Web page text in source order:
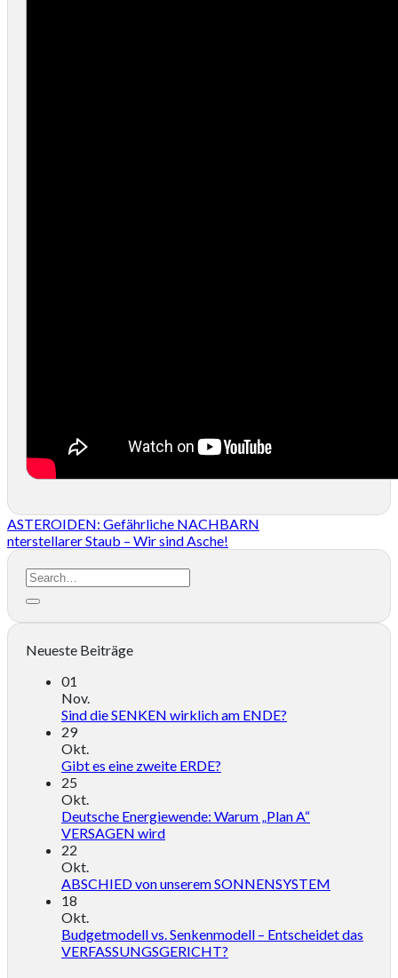
ASTEROIDEN: Gefährliche NACHBARN
nterstellarer Staub – Wir sind Asche!
Neueste Beiträge
01
Nov.
Sind die SENKEN wirklich am ENDE?
29
Okt.
Gibt es eine zweite ERDE?
25
Okt.
Deutsche Energiewende: Warum „Plan A“
VERSAGEN wird
22
Okt.
ABSCHIED von unserem SONNENSYSTEM
18
Okt.
Budgetmodell vs. Senkenmodell – Entscheidet das
VERFASSUNGSGERICHT?